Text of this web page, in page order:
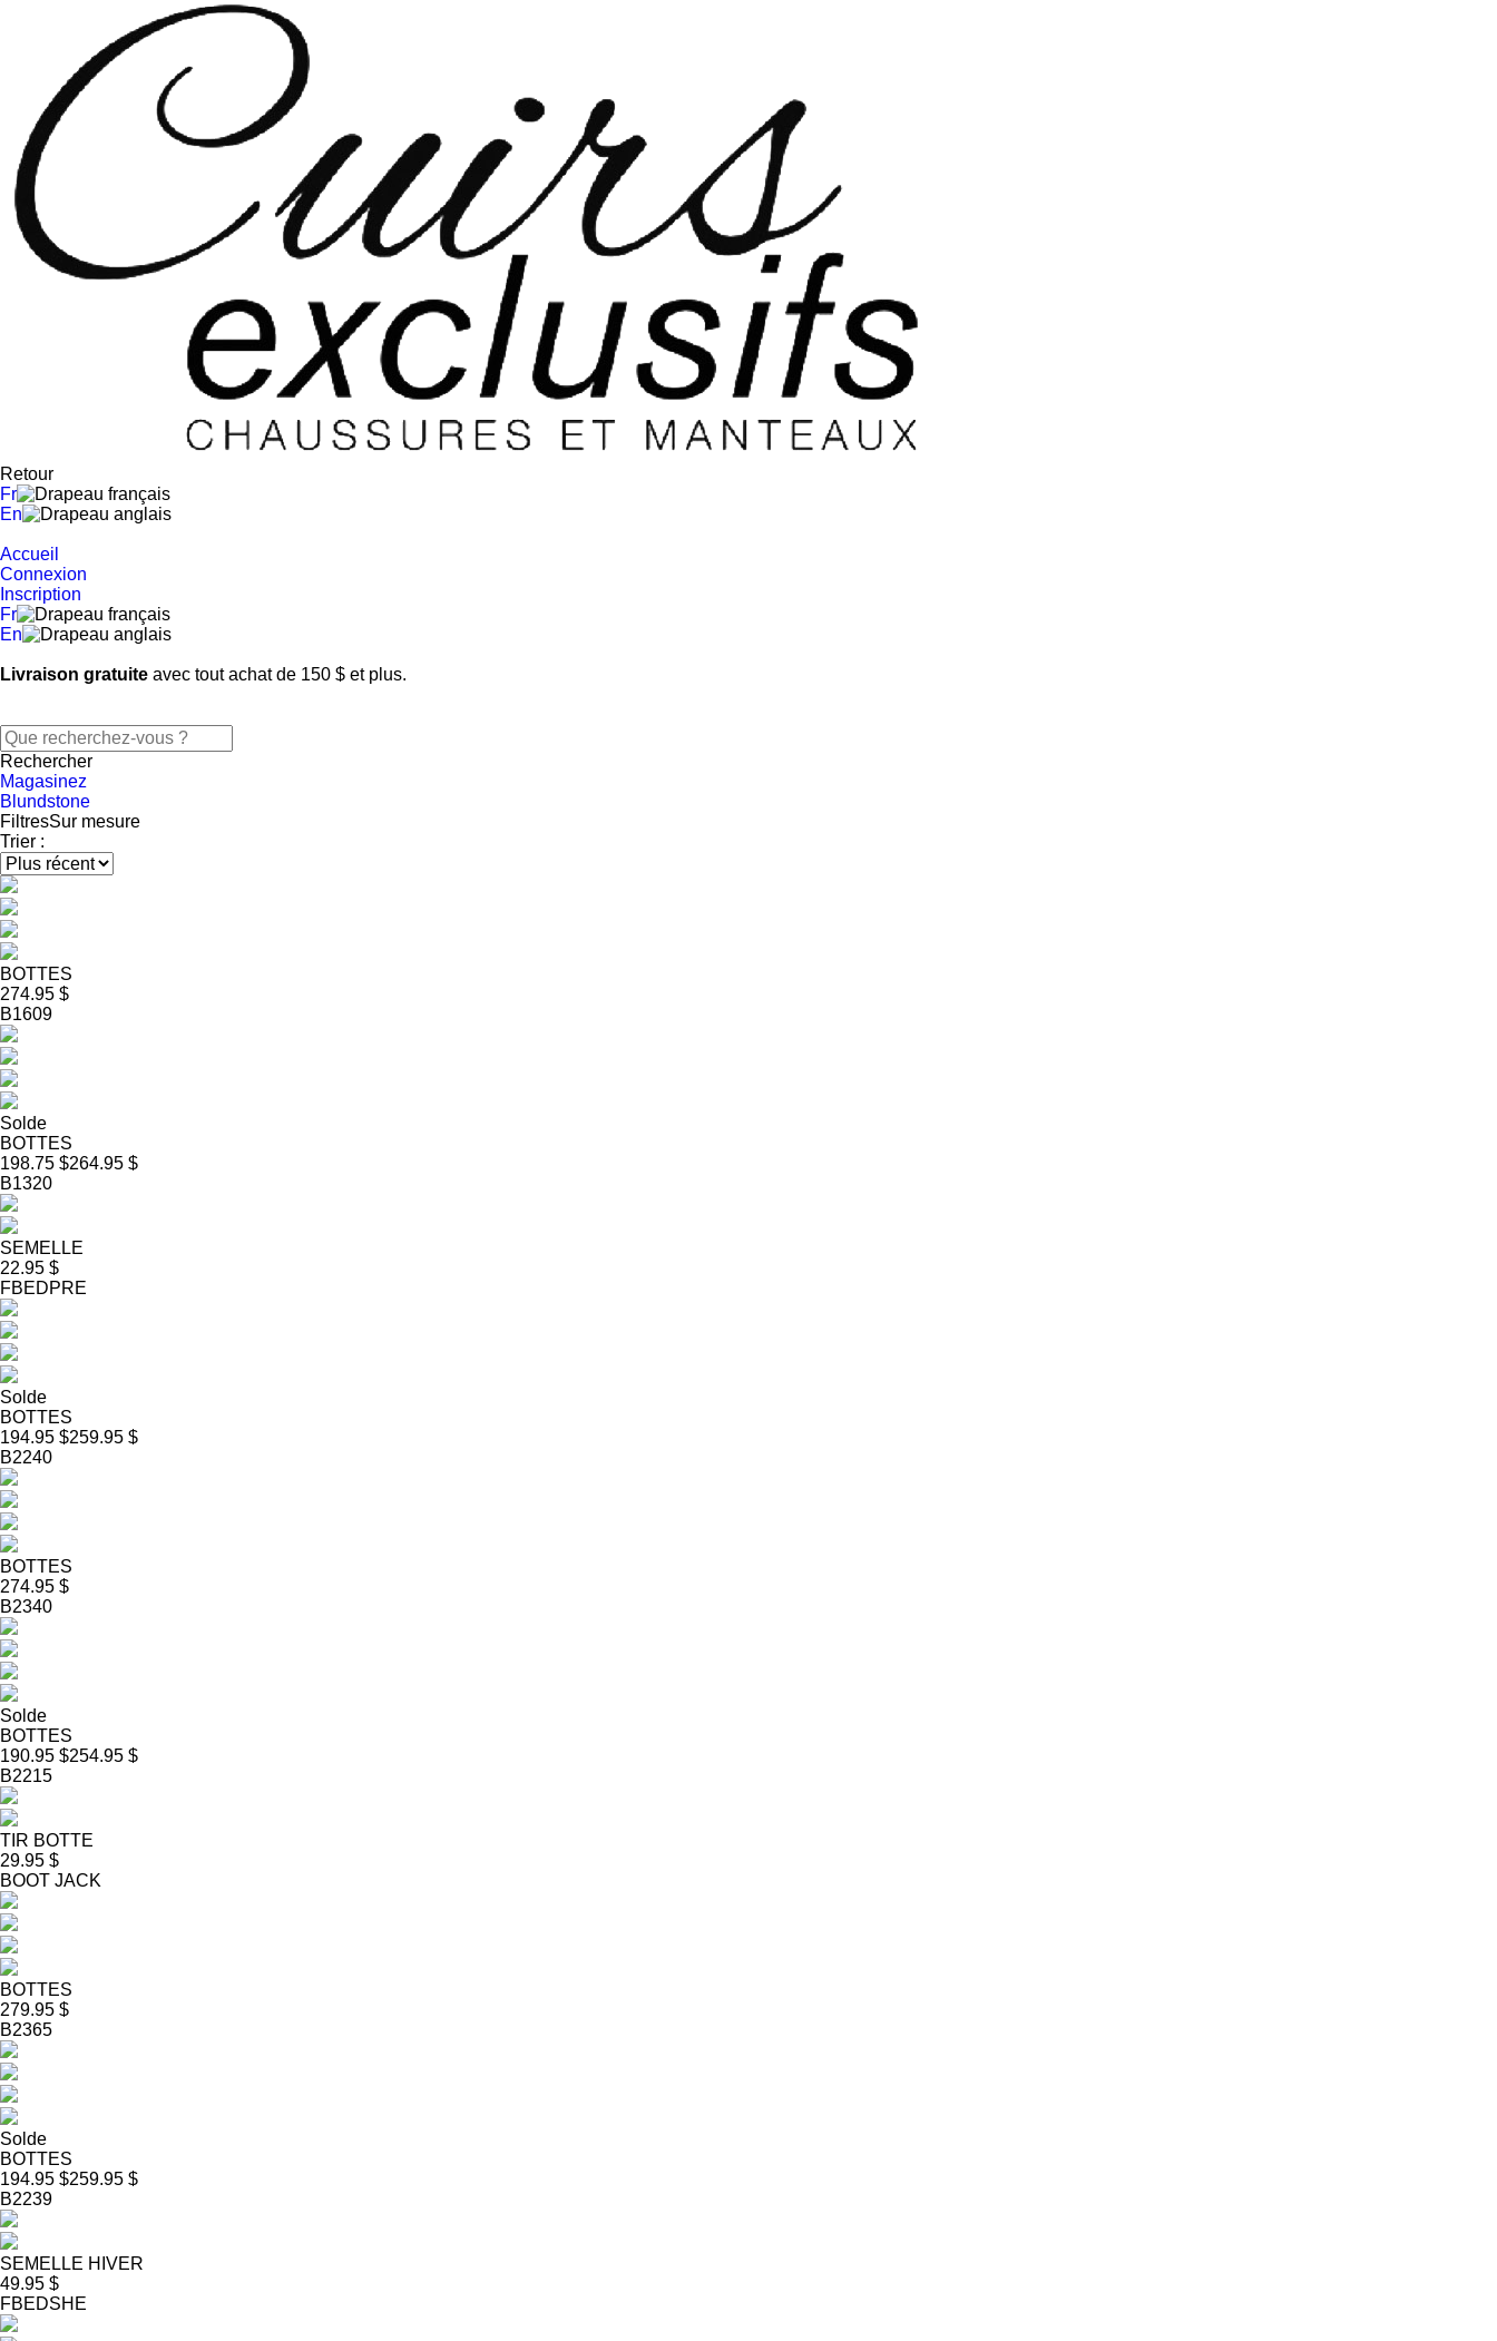
Retour
Fr
En
Accueil
Connexion
Inscription
Fr
En
Livraison gratuite avec tout achat de 150 $ et plus.
Rechercher
Magasinez
Blundstone
FiltresSur mesure
Trier :
BOTTES
274.95 $
B1609
Solde
BOTTES
198.75 $264.95 $
B1320
SEMELLE
22.95 $
FBEDPRE
Solde
BOTTES
194.95 $259.95 $
B2240
BOTTES
274.95 $
B2340
Solde
BOTTES
190.95 $254.95 $
B2215
TIR BOTTE
29.95 $
BOOT JACK
BOTTES
279.95 $
B2365
Solde
BOTTES
194.95 $259.95 $
B2239
SEMELLE HIVER
49.95 $
FBEDSHE